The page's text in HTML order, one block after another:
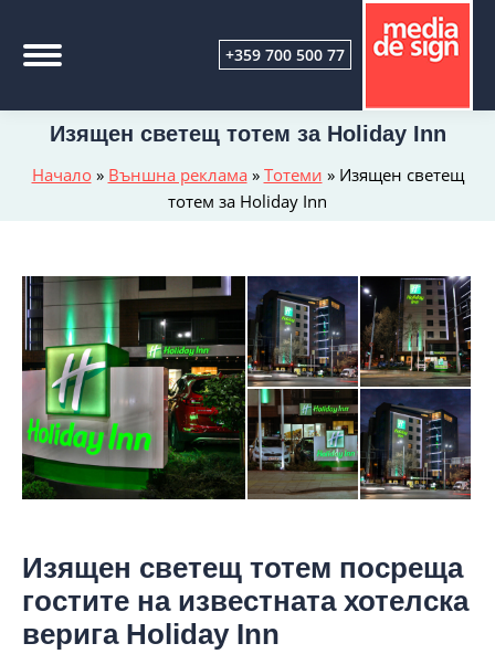
+359 700 500 77
Начало» Външна реклама » Тотеми » Изящен светещ
тотем за Holiday Inn
Изящен светещ тотем за Holiday Inn
Изящен светещ тотем посреща
гостите на известната хотелска
верига Holiday Inn